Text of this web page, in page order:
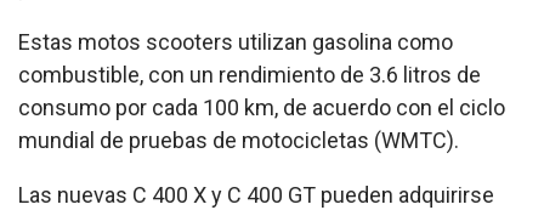
Estas motos scooters utilizan gasolina como
combustible, con un rendimiento de 3.6 litros de
consumo por cada 100 km, de acuerdo con el ciclo
mundial de pruebas de motocicletas (WMTC).
Las nuevas C 400 X y C 400 GT pueden adquirirse